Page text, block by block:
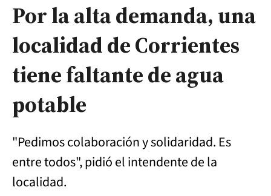
Por la alta demanda, una
localidad de Corrientes
tiene faltante de agua
potable
"Pedimos colaboración y solidaridad. Es
entre todos", pidió el intendente de la
localidad.